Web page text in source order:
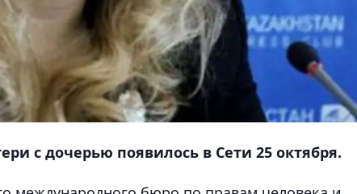
с дочерью появилось в Сети 25 октября.